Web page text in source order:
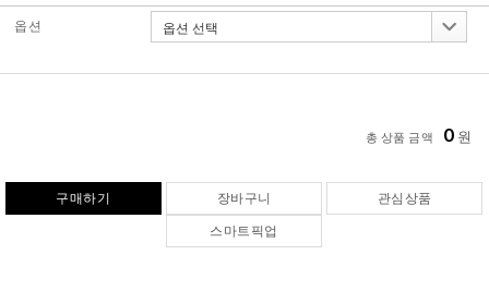
옵션
총 상품 금액 0 원
구매하기 장바구니
관심상품
스마트픽업